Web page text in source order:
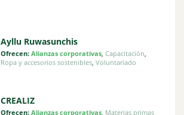
Ayllu Ruwasunchis
Ofrecen: Alianzas corporativas, Capacitación,
Ropa y accesorios sostenibles, Voluntariado
CREALIZ
Ofrecen: Alianzas corporativas, Materias primas